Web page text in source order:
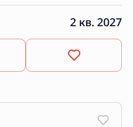
2 кв. 2027